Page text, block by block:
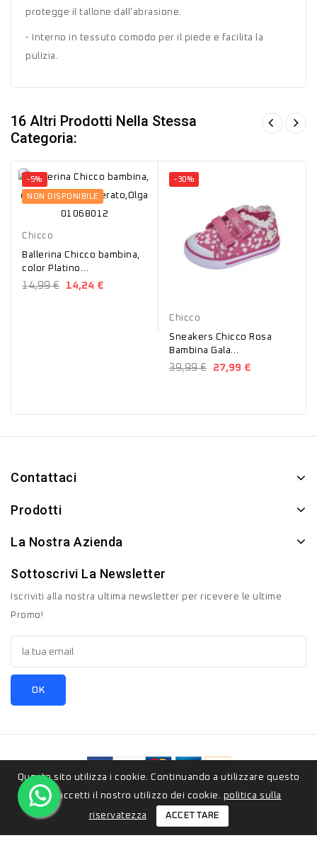
protegge il tallone dall'abrasione.
- Interno in tessuto comodo per il piede e facilita la
pulizia.
16 Altri Prodotti Nella Stessa
Categoria:
-5%
NON DISPONIBILE
Chicco
Ballerina Chicco bambina,
color Platino
glitterato,Olga 01068012
14,99 € 14,24 €
-30%
Chicco
Sneakers Chicco Rosa
Bambina Gala
01071111000000
39,99 € 27,99 €
Contattaci
Prodotti
La Nostra Azienda
Sottoscrivi La Newsletter
Iscriviti alla nostra ultima newsletter per ricevere le ultime
Promo!
Questo sito utilizza i cookie. Continuando a utilizzare questo
sito, accetti il ​​nostro utilizzo dei cookie. politica sulla
riservatezza ACCETTARE
© 2026 - ZeroSedici.eu è un marchio appartenete al gruppo
Italyon Srls. Tutti i diritti riservati.